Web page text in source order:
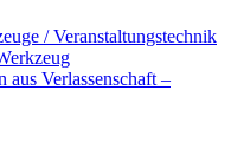
/ Veranstaltungstechnik
aus Verlassenschaft –